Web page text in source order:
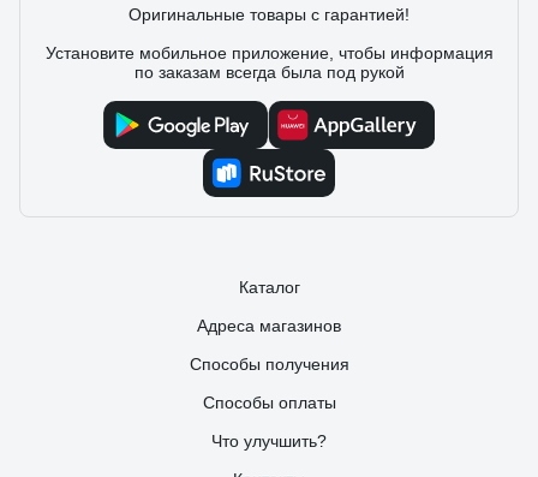
Отзыв о Fiskars X17 - M 1015641 (122463)
Топор-колун, конечно, хорош. Сказочно хорош.
Оригинальные товары с гарантией!
Установите мобильное приложение, чтобы информация
по заказам всегда была под рукой
Каталог
Адреса магазинов
Способы получения
Способы оплаты
Что улучшить?